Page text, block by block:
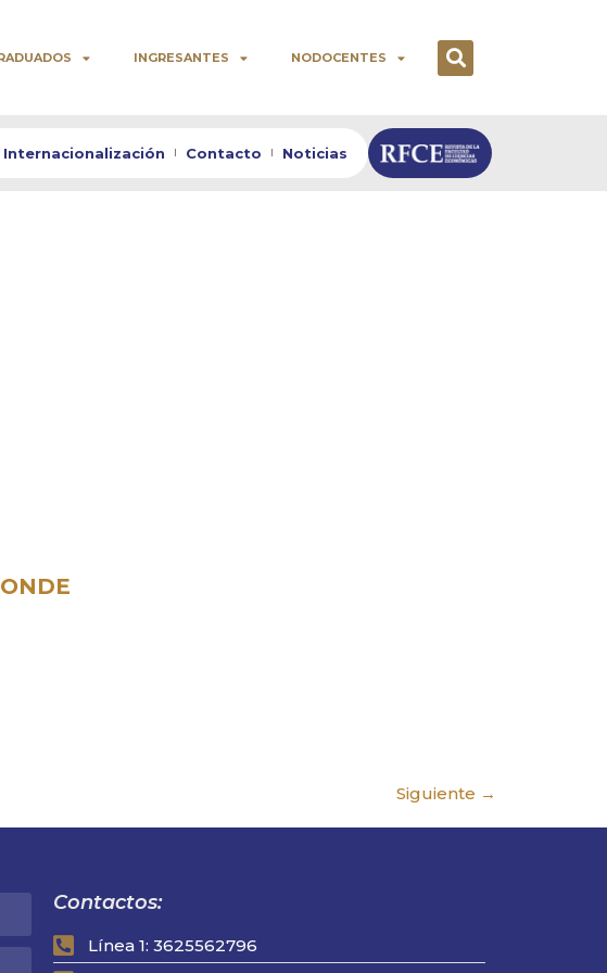
INGRESANTES NODOCENTES
Internacionalización Contacto Noticias
Siguiente →
Contactos:
Línea 1: 3625562796